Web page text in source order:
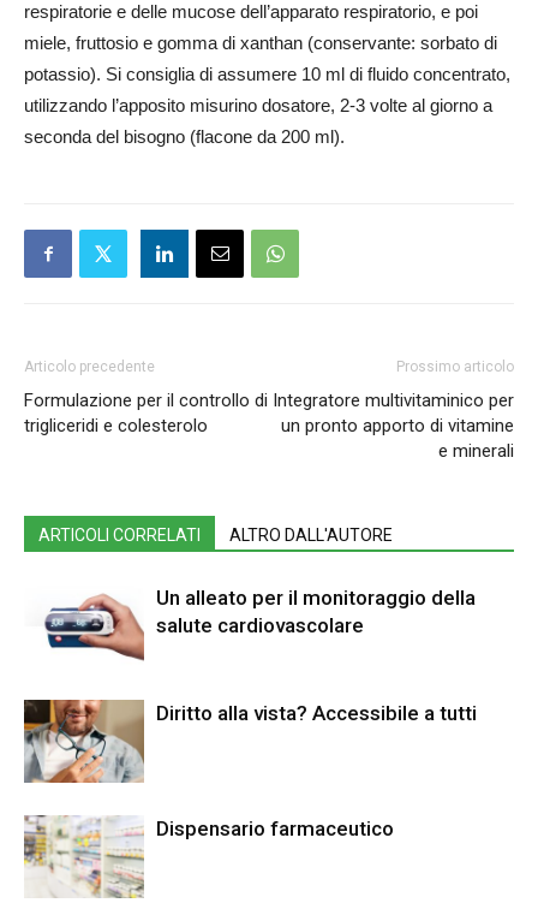
respiratorie e delle mucose dell’apparato respiratorio, e poi
miele, fruttosio e gomma di xanthan (conservante: sorbato di
potassio). Si consiglia di assumere 10 ml di fluido concentrato,
utilizzando l’apposito misurino dosatore, 2-3 volte al giorno a
seconda del bisogno (flacone da 200 ml).
Articolo precedente
Formulazione per il controllo di
trigliceridi e colesterolo
Prossimo articolo
Integratore multivitaminico per
un pronto apporto di vitamine
e minerali
ARTICOLI CORRELATI ALTRO DALL'AUTORE
Un alleato per il monitoraggio della
salute cardiovascolare
Diritto alla vista? Accessibile a tutti
Dispensario farmaceutico